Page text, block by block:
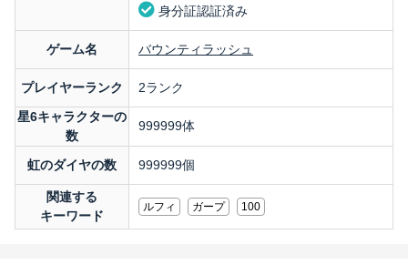
身分証認証済み
ゲーム名 バウンティラッシュ
プレイヤーランク
2ランク
星6キャラクターの
数
999999体
虹のダイヤの数 999999個
関連する
キーワード
ルフィ ガープ 100